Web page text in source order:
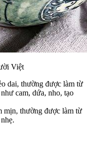
Việt
dai, thường được làm từ
cam, dứa, nho, tạo
mịn, thường được làm từ